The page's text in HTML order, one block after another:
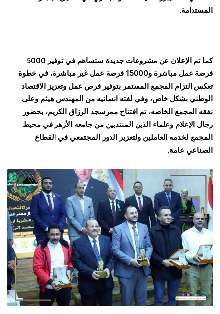
المستدامة.
كما تم الإعلان عن مشروعات جديدة ستساهم في توفير 5000
فرصة عمل مباشرة و15000 فرصة عمل غير مباشرة، في خطوة
تعكس التزام المجمع المستمر بتوفير فرص عمل وتعزيز الاقتصاد
الوطني بشكل خاص، وفي لفته انسانيه من المهندس هيثم وعلى
نفقه المجمع الخاصه، تم افتتاح ممرسجد الرزاق الكريم، بحضور
رجال الإعلام وعلماء الذين المنتدبين من جامعه الأزهر في محيط
المجمع لخدمه العاملين ولتعزير الدور المجتمعي في القطاع
الصناعي عامهََ.